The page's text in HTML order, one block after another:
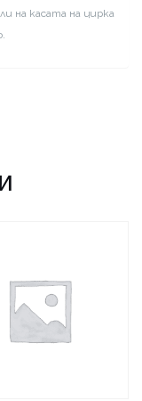
на касата на цирка